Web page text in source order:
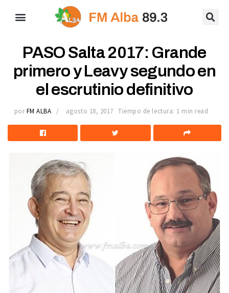
PASO Salta 2017: Grande
primero y Leavy segundo en
el escrutinio definitivo
por FM ALBA agosto 18, 2017 Tiempo de lectura: 1 min read